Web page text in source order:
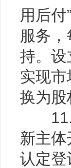
用后付
服务
持。设
实现
换为股
11.
新主
认定登